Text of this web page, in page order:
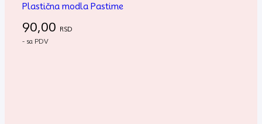
Plastična modla Pastime
90,00 RSD
- sa PDV